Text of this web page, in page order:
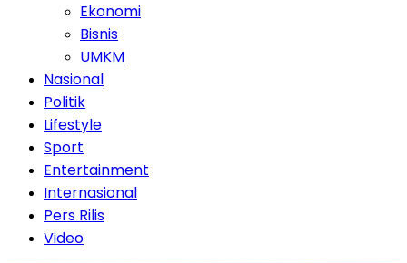
Ekonomi
Bisnis
UMKM
Nasional
Politik
Lifestyle
Sport
Entertainment
Internasional
Pers Rilis
Video